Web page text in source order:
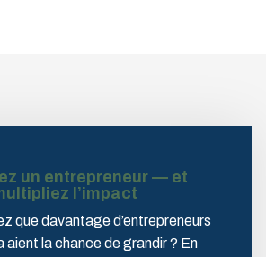
un entrepreneur — et
l’impact
que davantage d’entrepreneurs
aient la chance de grandir ? En